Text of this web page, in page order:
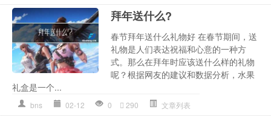
拜年送什么?
春节拜年送什么礼物好 在春节期间，送
礼物是人们表达祝福和心意的一种方
式。那么在拜年时应该送什么样的礼物
呢？根据网友的建议和数据分析，水果
礼盒是一个...
bns 02-12 0 290 文章列表